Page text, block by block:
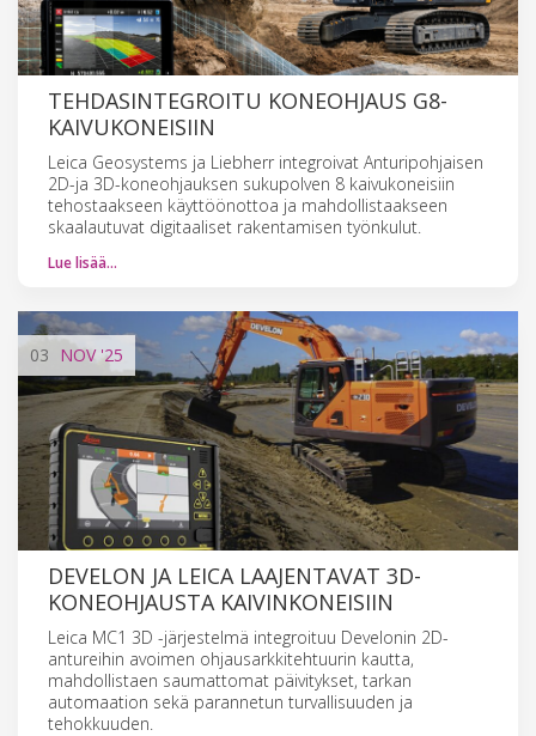
TEHDASINTEGROITU KONEOHJAUS G8-
KAIVUKONEISIIN
Leica Geosystems ja Liebherr integroivat Anturipohjaisen
2D-ja 3D-koneohjauksen sukupolven 8 kaivukoneisiin
tehostaakseen käyttöönottoa ja mahdollistaakseen
skaalautuvat digitaaliset rakentamisen työnkulut.
Lue lisää…
03 NOV'25
DEVELON JA LEICA LAAJENTAVAT 3D-
KONEOHJAUSTA KAIVINKONEISIIN
Leica MC1 3D -järjestelmä integroituu Develonin 2D-
antureihin avoimen ohjausarkkitehtuurin kautta,
mahdollistaen saumattomat päivitykset, tarkan
automaation sekä parannetun turvallisuuden ja
tehokkuuden.